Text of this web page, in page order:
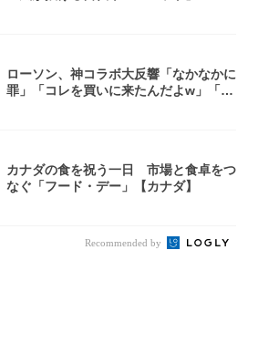
ローソン、神コラボ大反響「なかなかに
罪」「コレを買いに来たんだよw」「３
カナダの食を祝う一日 市場と食卓をつ
なぐ「フード・デー」【カナダ】
Recommended by